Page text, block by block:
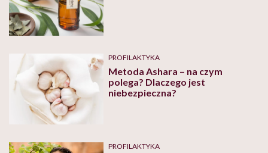
PROFILAKTYKA
Metoda Ashara – na czym
polega? Dlaczego jest
niebezpieczna?
PROFILAKTYKA